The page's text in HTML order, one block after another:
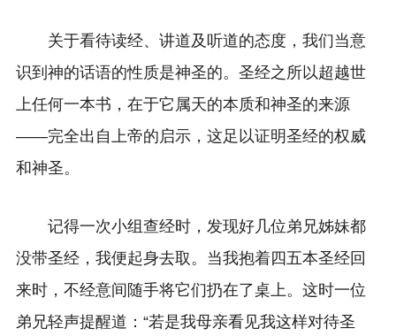
关于看待读经、讲道及听道的态度，我们当意
识到神的话语的性质是神圣的。圣经之所以超越世
上任何一本书，在于它属天的本质和神圣的来源
——完全出自上帝的启示，这足以证明圣经的权威
和神圣。
记得一次小组查经时，发现好几位弟兄姊妹都
没带圣经，我便起身去取。当我抱着四五本圣经回
来时，不经意间随手将它们扔在了桌上。这时一位
弟兄轻声提醒道：“若是我母亲看见我这样对待圣